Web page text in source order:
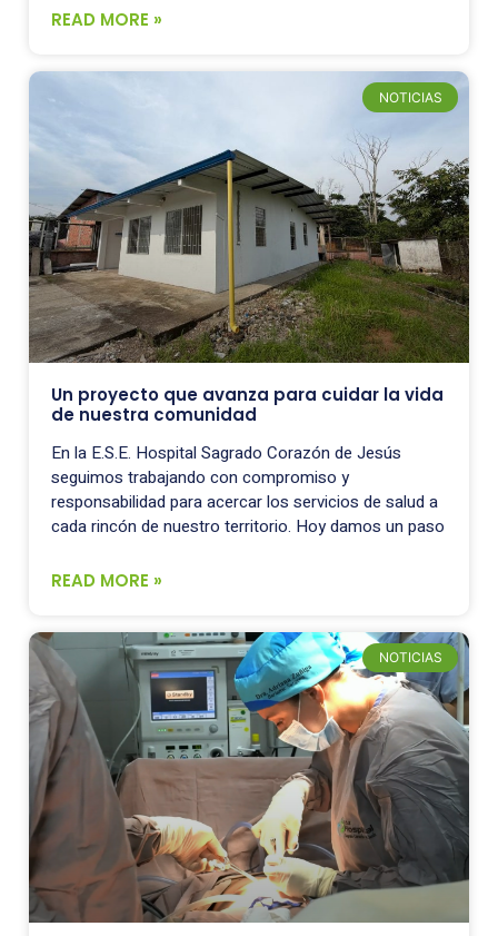
READ MORE »
NOTICIAS
Un proyecto que avanza para cuidar la vida
de nuestra comunidad
En la E.S.E. Hospital Sagrado Corazón de Jesús
seguimos trabajando con compromiso y
responsabilidad para acercar los servicios de salud a
cada rincón de nuestro territorio. Hoy damos un paso
READ MORE »
NOTICIAS